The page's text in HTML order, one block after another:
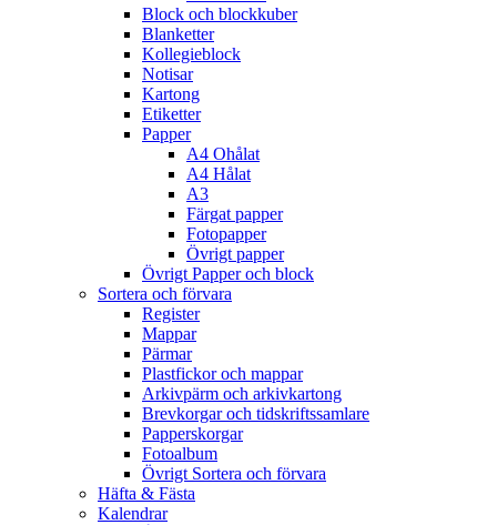
Block och blockkuber
Blanketter
Kollegieblock
Notisar
Kartong
Etiketter
Papper
A4 Ohålat
A4 Hålat
A3
Färgat papper
Fotopapper
Övrigt papper
Övrigt Papper och block
Sortera och förvara
Register
Mappar
Pärmar
Plastfickor och mappar
Arkivpärm och arkivkartong
Brevkorgar och tidskriftssamlare
Papperskorgar
Fotoalbum
Övrigt Sortera och förvara
Häfta & Fästa
Kalendrar